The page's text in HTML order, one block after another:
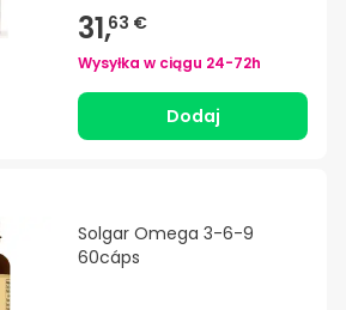
31,63 €
Wysyłka w ciągu 24-72h
Dodaj
Solgar Omega 3-6-9
60cáps